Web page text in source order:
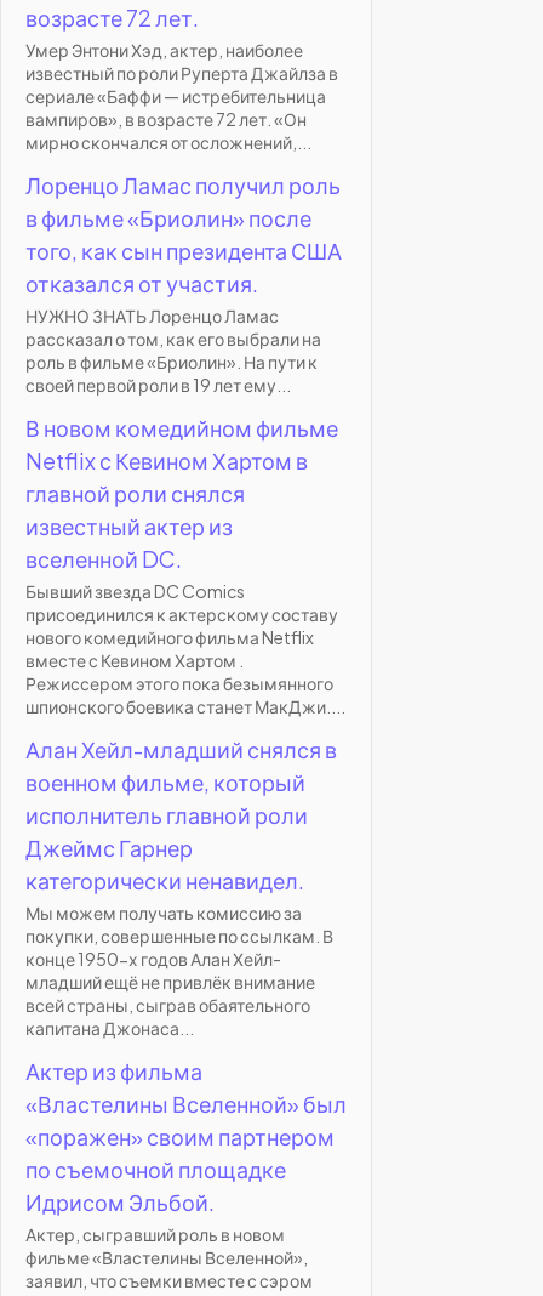
возрасте 72 лет.
Умер Энтони Хэд, актер, наиболее
известный по роли Руперта Джайлза в
сериале «Баффи — истребительница
вампиров», в возрасте 72 лет. «Он
мирно скончался от осложнений,...
Лоренцо Ламас получил роль
в фильме «Бриолин» после
того, как сын президента США
отказался от участия.
НУЖНО ЗНАТЬ Лоренцо Ламас
рассказал о том, как его выбрали на
роль в фильме «Бриолин». На пути к
своей первой роли в 19 лет ему...
В новом комедийном фильме
Netflix с Кевином Хартом в
главной роли снялся
известный актер из
вселенной DC.
Бывший звезда DC Comics
присоединился к актерскому составу
нового комедийного фильма Netflix
вместе с Кевином Хартом .
Режиссером этого пока безымянного
шпионского боевика станет МакДжи....
Алан Хейл-младший снялся в
военном фильме, который
исполнитель главной роли
Джеймс Гарнер
категорически ненавидел.
Мы можем получать комиссию за
покупки, совершенные по ссылкам. В
конце 1950-х годов Алан Хейл-
младший ещё не привлёк внимание
всей страны, сыграв обаятельного
капитана Джонаса...
Актер из фильма
«Властелины Вселенной» был
«поражен» своим партнером
по съемочной площадке
Идрисом Эльбой.
Актер, сыгравший роль в новом
фильме «Властелины Вселенной»,
заявил, что съемки вместе с сэром